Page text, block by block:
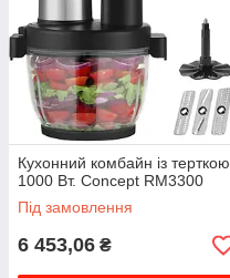
Кухонний комбайн із терткою
1000 Вт. Concept RM3300
Під замовлення
6 453,06 ₴